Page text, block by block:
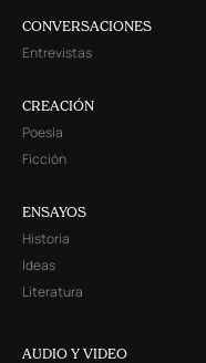
CONVERSACIONES
Entrevistas
CREACIÓN
Poesía
Ficción
ENSAYOS
Historia
Ideas
Literatura
AUDIO Y VIDEO